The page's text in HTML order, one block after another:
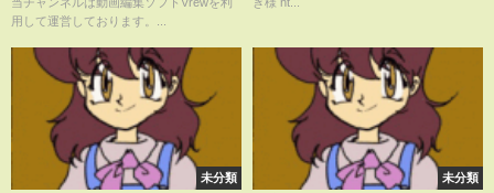
用して運営しております。...
未分類 未分類